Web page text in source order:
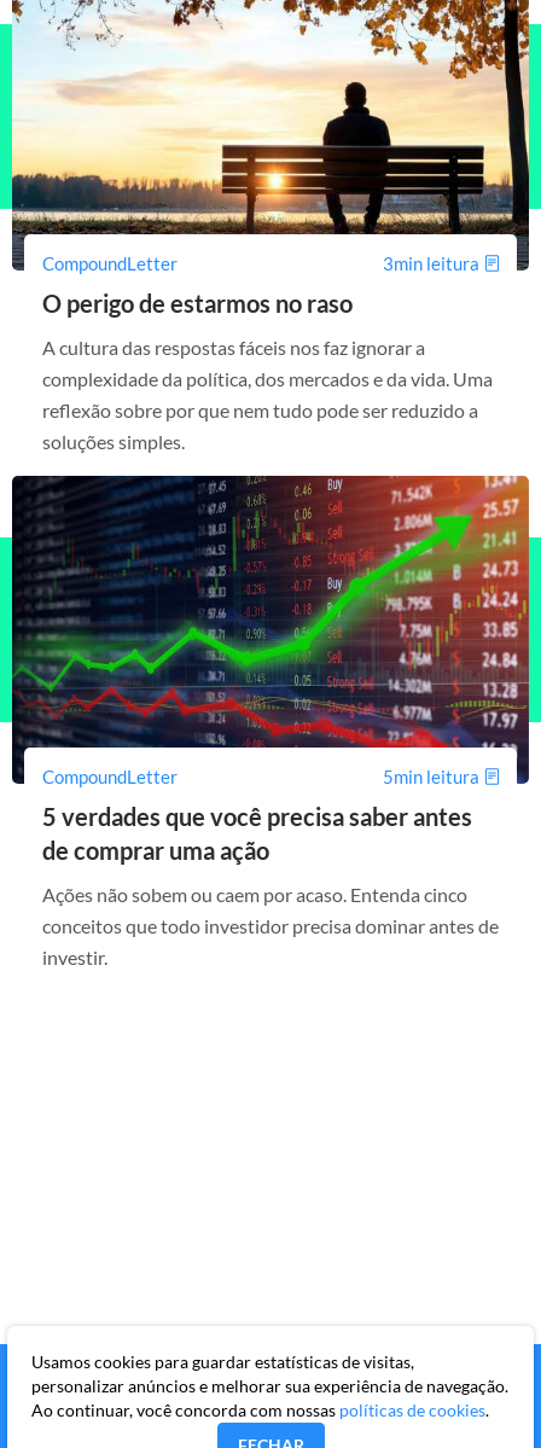
CompoundLetter 3min leitura
O perigo de estarmos no raso
A cultura das respostas fáceis nos faz ignorar a
complexidade da política, dos mercados e da vida. Uma
reflexão sobre por que nem tudo pode ser reduzido a
soluções simples.
CompoundLetter 5min leitura
5 verdades que você precisa saber antes
de comprar uma ação
Ações não sobem ou caem por acaso. Entenda cinco
conceitos que todo investidor precisa dominar antes de
investir.
Usamos cookies para guardar estatísticas de visitas,
personalizar anúncios e melhorar sua experiência de navegação.
Ao continuar, você concorda com nossas políticas de cookies.